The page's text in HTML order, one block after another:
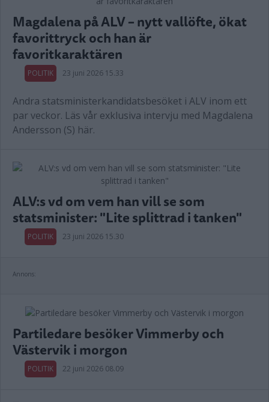
Magdalena på ALV – nytt vallöfte, ökat
favorittryck och han är
favoritkaraktären
POLITIK 23 juni 2026 15.33
Andra statsministerkandidatsbesöket i ALV inom ett
par veckor. Läs vår exklusiva intervju med Magdalena
Andersson (S) här.
ALV:s vd om vem han vill se som
statsminister: "Lite splittrad i tanken"
POLITIK 23 juni 2026 15.30
Annons:
Partiledare besöker Vimmerby och
Västervik i morgon
POLITIK 22 juni 2026 08.09